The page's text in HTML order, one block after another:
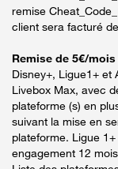
remise
client sera facturé
Remise de 5€/
Disney+, Ligue1+ et
Livebox Max, avec
plateforme (s) en
suivant la mise en
plateforme. Ligue
engagement 12